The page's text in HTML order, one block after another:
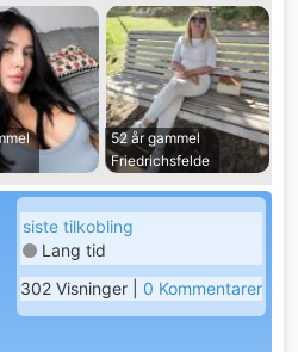
52 år gammel
Friedrichsfelde
siste tilkobling
Lang tid
302 Visninger | 0 Kommentarer